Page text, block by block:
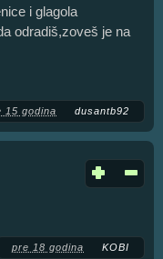
i glagola
odradiš,zoveš je na
15 godina dusantb92
pre 18 godina KOBI